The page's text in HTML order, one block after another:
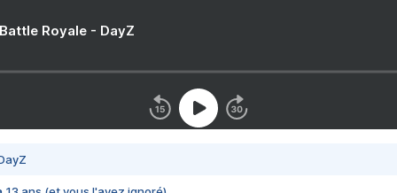
Royale - DayZ